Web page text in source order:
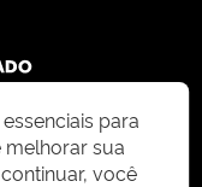
reservados.
para
sua
você